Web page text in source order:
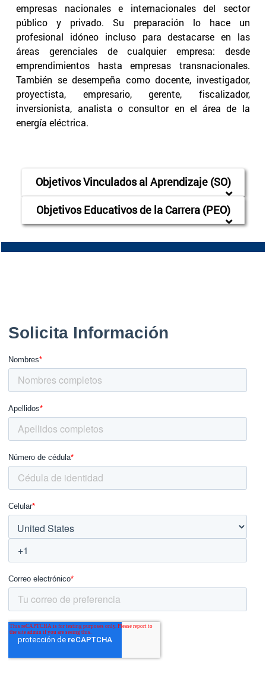
empresas nacionales e internacionales del sector
público y privado. Su preparación lo hace un
profesional idóneo incluso para destacarse en las
áreas gerenciales de cualquier empresa: desde
emprendimientos hasta empresas transnacionales.
También se desempeña como docente, investigador,
proyectista, empresario, gerente, fiscalizador,
inversionista, analista o consultor en el área de la
energía eléctrica.
Objetivos Vinculados al Aprendizaje (SO)
Objetivos Educativos de la Carrera (PEO)